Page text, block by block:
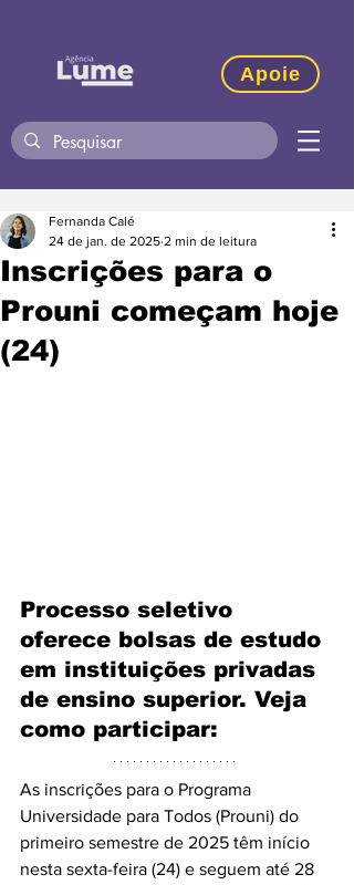
Apoie
Inscrições para o
Prouni começam hoje
(24)
Fernanda Calé
24 de jan. de 2025 2 min de leitura
Processo seletivo
oferece bolsas de estudo
em instituições privadas
de ensino superior. Veja
como participar:
As inscrições para o Programa
Universidade para Todos (Prouni) do
primeiro semestre de 2025 têm início
nesta sexta-feira (24) e seguem até 28